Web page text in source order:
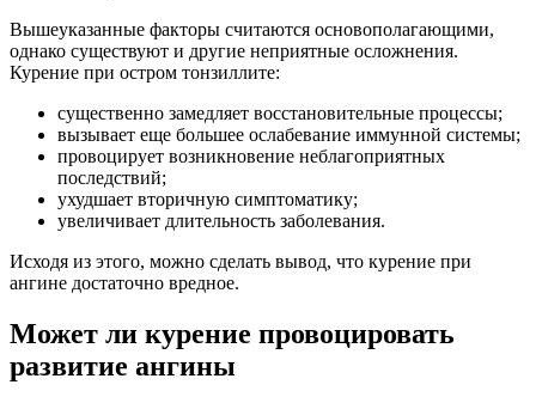
Вышеуказанные факторы считаются основополагающими,
однако существуют и другие неприятные осложнения.
Курение при остром тонзиллите:
существенно замедляет восстановительные процессы;
вызывает еще большее ослабевание иммунной системы;
провоцирует возникновение неблагоприятных
последствий;
ухудшает вторичную симптоматику;
увеличивает длительность заболевания.
Исходя из этого, можно сделать вывод, что курение при
ангине достаточно вредное.
Может ли курение провоцировать
развитие ангины